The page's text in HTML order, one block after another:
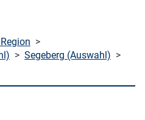
>
> Segeberg (Auswahl) >